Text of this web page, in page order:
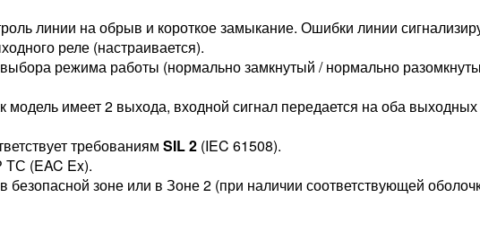
линии на обрыв и короткое замыкание. Ошибки линии
реле (настраивается).
режима работы (нормально замкнутый / нормально
модель имеет 2 выхода, входной сигнал передается на оба
требованиям SIL 2 (IEC 61508).
ТС (EAC Ex).
безопасной зоне или в Зоне 2 (при наличии соответствующей